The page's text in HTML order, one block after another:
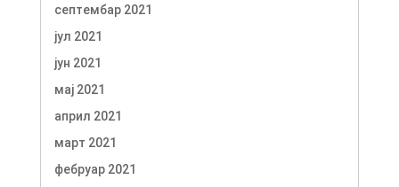
септембар 2021
јул 2021
јун 2021
мај 2021
април 2021
март 2021
фебруар 2021